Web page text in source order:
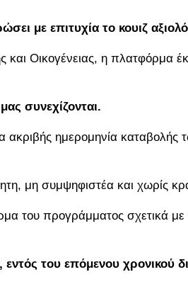
με επιτυχία το κουιζ
Οικογένειας, η πλατφόρμα
συνεχίζονται.
ημερομηνία καταβολής
μη συμψηφιστέα και χωρίς
του προγράμματος σχετικά με
του επόμενου χρονικού